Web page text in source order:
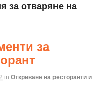
за отваряне на
за
in Откриване на ресторанти и